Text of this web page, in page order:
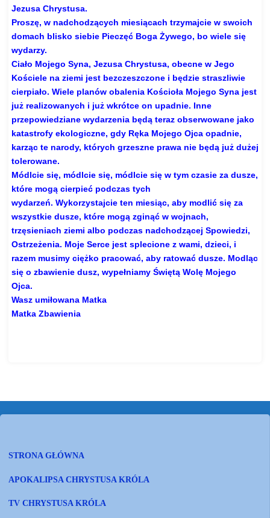
Jezusa Chrystusa.
Proszę, w nadchodzących miesiącach trzymajcie w swoich
domach blisko siebie Pieczęć Boga Żywego, bo wiele się
wydarzy.
Ciało Mojego Syna, Jezusa Chrystusa, obecne w Jego
Kościele na ziemi jest bezczeszczone i będzie straszliwie
cierpiało. Wiele planów obalenia Kościoła Mojego Syna jest
już realizowanych i już wkrótce on upadnie. Inne
przepowiedziane wydarzenia będą teraz obserwowane jako
katastrofy ekologiczne, gdy Ręka Mojego Ojca opadnie,
karząc te narody, których grzeszne prawa nie będą już dużej
tolerowane.
Módlcie się, módlcie się, módlcie się w tym czasie za dusze,
które mogą cierpieć podczas tych
wydarzeń. Wykorzystajcie ten miesiąc, aby modlić się za
wszystkie dusze, które mogą zginąć w wojnach,
trzęsieniach ziemi albo podczas nadchodzącej Spowiedzi,
Ostrzeżenia. Moje Serce jest splecione z wami, dzieci, i
razem musimy ciężko pracować, aby ratować dusze. Modląc
się o zbawienie dusz, wypełniamy Świętą Wolę Mojego
Ojca.
Wasz umiłowana Matka
Matka Zbawienia
STRONA GŁÓWNA
APOKALIPSA CHRYSTUSA KRÓLA
TV CHRYSTUSA KRÓLA